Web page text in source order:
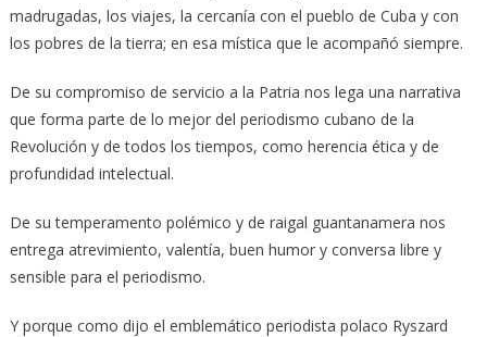
madrugadas, los viajes, la cercanía con el pueblo de Cuba y con
los pobres de la tierra; en esa mística que le acompañó siempre.
De su compromiso de servicio a la Patria nos lega una narrativa
que forma parte de lo mejor del periodismo cubano de la
Revolución y de todos los tiempos, como herencia ética y de
profundidad intelectual.
De su temperamento polémico y de raigal guantanamera nos
entrega atrevimiento, valentía, buen humor y conversa libre y
sensible para el periodismo.
Y porque como dijo el emblemático periodista polaco Ryszard